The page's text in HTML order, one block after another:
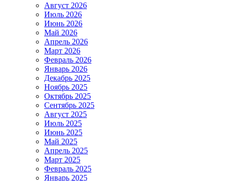
Август 2026
Июль 2026
Июнь 2026
Май 2026
Апрель 2026
Март 2026
Февраль 2026
Январь 2026
Декабрь 2025
Ноябрь 2025
Октябрь 2025
Сентябрь 2025
Август 2025
Июль 2025
Июнь 2025
Май 2025
Апрель 2025
Март 2025
Февраль 2025
Январь 2025